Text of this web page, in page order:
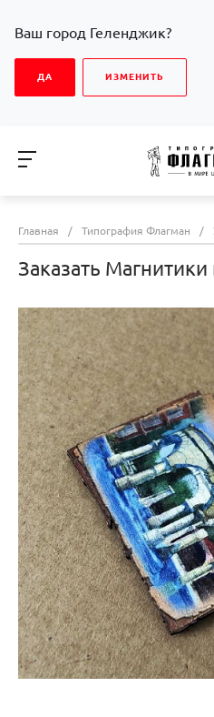
Ваш город Геленджик?
ДА ИЗМЕНИТЬ
Главная / Типография Флагман /
Заказать Магнитики